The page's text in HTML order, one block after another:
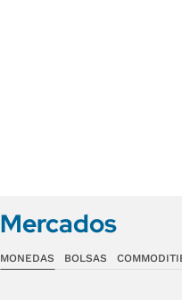
Mercados
MONEDAS BOLSAS